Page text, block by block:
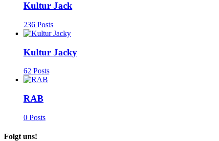
Kultur Jack
236 Posts
Kultur Jacky
62 Posts
RAB
0 Posts
Folgt uns!